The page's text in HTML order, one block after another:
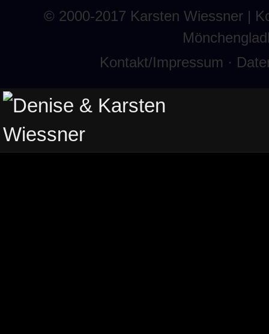
© 2000-2017 Karsten Wiessner |
Kontakt/Impressum ·